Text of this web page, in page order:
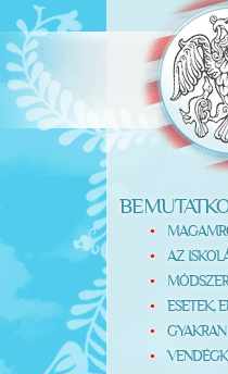
AZ
ESETEK,
GYAKRAN